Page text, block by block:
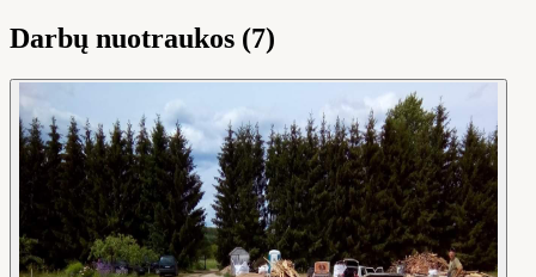
Darbų nuotraukos (7)